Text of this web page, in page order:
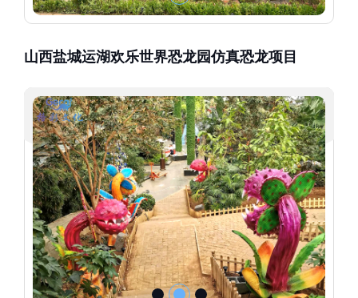
山西盐城运湖欢乐世界恐龙园仿真恐龙项目